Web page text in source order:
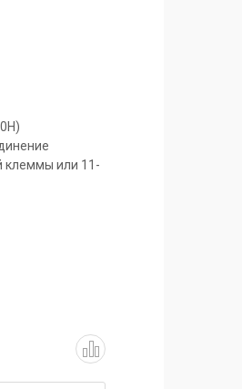
клеммы или 11-